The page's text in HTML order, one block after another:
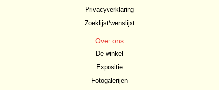
Privacyverklaring
Zoeklijst/wenslijst
Over ons
De winkel
Expositie
Fotogalerijen